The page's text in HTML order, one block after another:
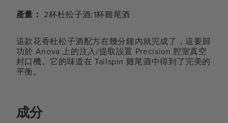
產量： 2杯杜松子酒;1杯雞尾酒
這款花香杜松子酒配方在幾分鐘內就完成了，這要歸
功於 Anova 上的注入/提取設置 Precision 腔室真空
封口機。它的味道在 Tailspin 雞尾酒中得到了完美的
平衡。
成分